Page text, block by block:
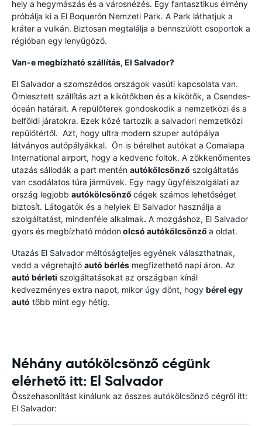
hely a hegymászás és a városnézés. Egy fantasztikus élmény
próbálja ki a El Boquerón Nemzeti Park. A Park láthatjuk a
kráter a vulkán. Biztosan megtalálja a bennszülött csoportok a
régióban egy lenyűgöző.
Van-e megbízható szállítás, El Salvador?
El Salvador a szomszédos országok vasúti kapcsolata van.
Ömlesztett szállítás azt a kikötőkben és a kikötők, a Csendes-
óceán határait. A repülőterek gondoskodik a nemzetközi és a
belföldi járatokra. Ezek közé tartozik a salvadori nemzetközi
repülőtértől. Azt, hogy ultra modern szuper autópálya
látványos autópályákkal. Ön is bérelhet autókat a Comalapa
International airport, hogy a kedvenc foltok. A zökkenőmentes
utazás sállodák a part mentén autókölcsönző szolgáltatás
van csodálatos túra járművek. Egy nagy ügyfélszolgálati az
ország legjobb autókölcsönző cégek számos lehetőséget
biztosít. Látogatók és a helyiek El Salvador használja a
szolgáltatást, mindenféle alkalmak. A mozgáshoz, El Salvador
gyors és megbízható módonolcsó autókölcsönző a oldat.
Utazás El Salvador méltóságteljes egyének választhatnak,
vedd a végrehajtó autó bérlés megfizethető napi áron. Az
autó bérleti szolgáltatásokat az országban kínál
kedvezményes extra napot, mikor úgy dönt, hogy bérel egy
autó több mint egy hétig.
Néhány autókölcsönző cégünk
elérhető itt: El Salvador
Összehasonlítást kínálunk az összes autókölcsönző cégről itt:
El Salvador: